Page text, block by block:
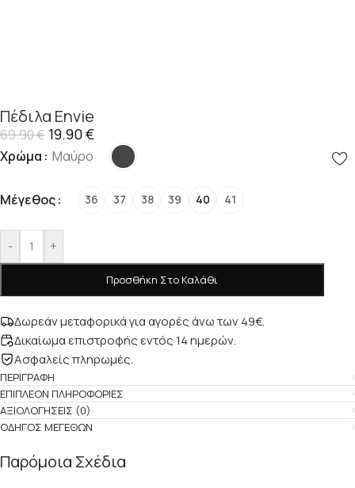
Πέδιλα Envie
69.90€ 19.90€
Χρώμα Μαύρο
Μέγεθος 36 37 38 39 40 41
- +
Προσθήκη Στο Καλάθι
Δωρεάν μεταφορικά για αγορές άνω των 49€.
Δικαίωμα επιστροφής εντός 14 ημερών.
Ασφαλείς πληρωμές.
ΠΕΡΙΓΡΑΦΉ
ΕΠΙΠΛΈΟΝ ΠΛΗΡΟΦΟΡΊΕΣ
ΑΞΙΟΛΟΓΉΣΕΙΣ (0)
ΟΔΗΓΌΣ ΜΕΓΕΘΏΝ
Παρόμοια Σχέδια